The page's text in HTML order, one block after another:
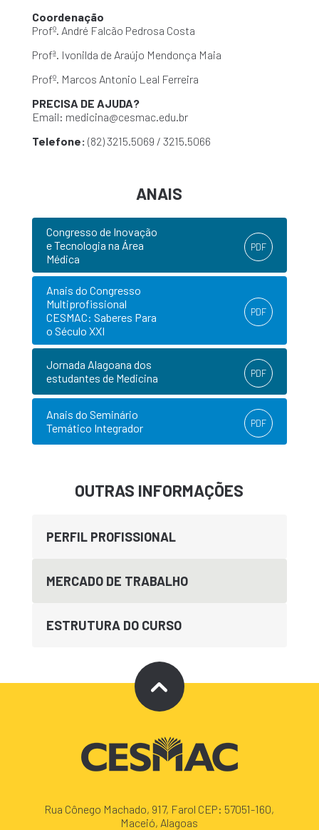
Coordenação
Profº. André Falcão Pedrosa Costa
Profª. Ivonilda de Araújo Mendonça Maia
Profº. Marcos Antonio Leal Ferreira
PRECISA DE AJUDA?
Email: medicina@cesmac.edu.br
Telefone: (82) 3215.5069 / 3215.5066
ANAIS
Congresso de Inovação
e Tecnologia na Área
Médica
PDF
Anais do Congresso
Multiprofissional
CESMAC: Saberes Para
o Século XXI
PDF
Jornada Alagoana dos
estudantes de Medicina
PDF
Anais do Seminário
Temático Integrador
PDF
OUTRAS INFORMAÇÕES
PERFIL PROFISSIONAL
MERCADO DE TRABALHO
ESTRUTURA DO CURSO
Rua Cônego Machado, 917, Farol CEP: 57051-160,
Maceió, Alagoas